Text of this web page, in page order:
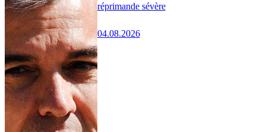
réprimande sévère
04.08.2026